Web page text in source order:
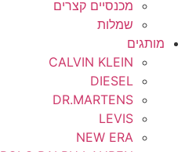
מכנסיים קצרים
שמלות
מותגים
CALVIN KLEIN
DIESEL
DR.MARTENS
LEVIS
NEW ERA